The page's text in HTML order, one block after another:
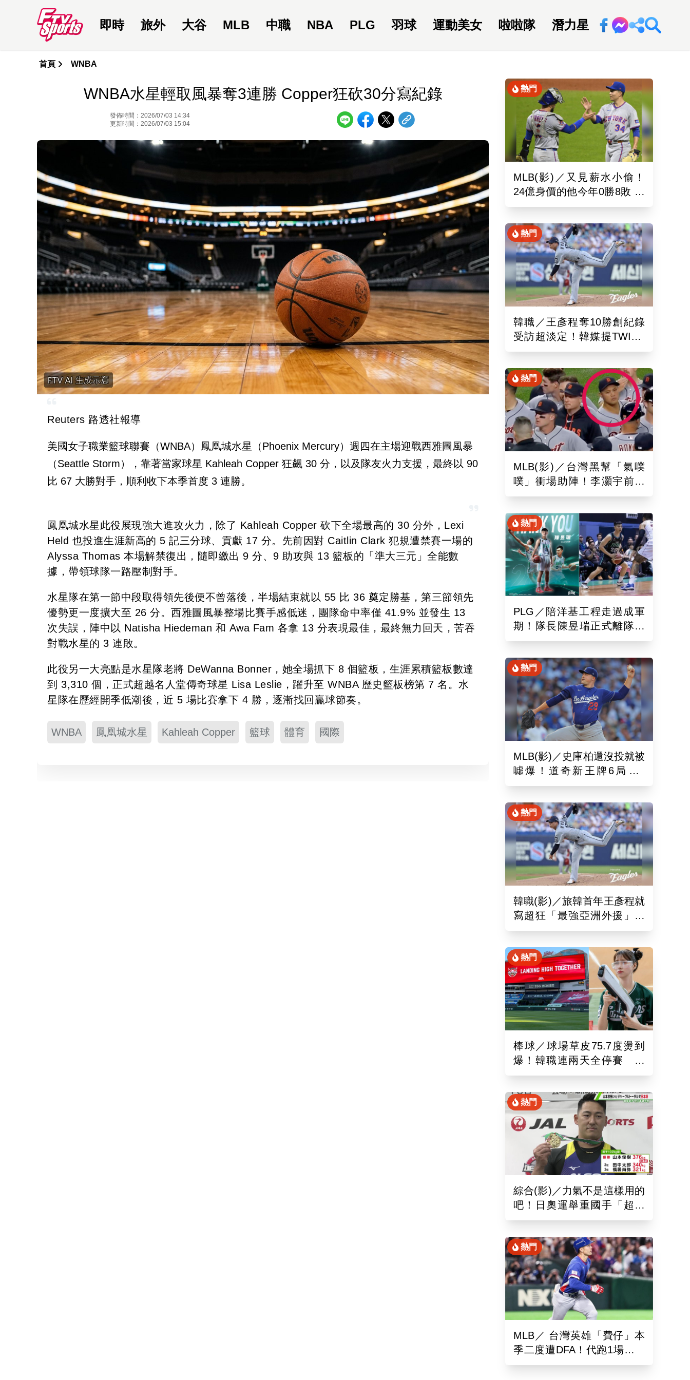
即時 旅外 大谷 MLB 中職 NBA PLG 羽球 運動美女 啦啦隊 潛力星 回新聞網
首頁 WNBA
WNBA水星輕取風暴奪3連勝 Copper狂砍30分寫紀錄
發佈時間：2026/07/03 14:34
更新時間：2026/07/03 15:04
Reuters 路透社報導
美國女子職業籃球聯賽（WNBA）鳳凰城水星（Phoenix Mercury）週四在主場迎戰西雅圖風暴
（Seattle Storm），靠著當家球星 Kahleah Copper 狂飆 30 分，以及隊友火力支援，最終以 90
比 67 大勝對手，順利收下本季首度 3 連勝。
鳳凰城水星此役展現強大進攻火力，除了 Kahleah Copper 砍下全場最高的 30 分外，Lexi
Held 也投進生涯新高的 5 記三分球、貢獻 17 分。先前因對 Caitlin Clark 犯規遭禁賽一場的
Alyssa Thomas 本場解禁復出，隨即繳出 9 分、9 助攻與 13 籃板的「準大三元」全能數
據，帶領球隊一路壓制對手。
水星隊在第一節中段取得領先後便不曾落後，半場結束就以 55 比 36 奠定勝基，第三節領先
優勢更一度擴大至 26 分。西雅圖風暴整場比賽手感低迷，團隊命中率僅 41.9% 並發生 13
次失誤，陣中以 Natisha Hiedeman 和 Awa Fam 各拿 13 分表現最佳，最終無力回天，苦吞
對戰水星的 3 連敗。
此役另一大亮點是水星隊老將 DeWanna Bonner，她全場抓下 8 個籃板，生涯累積籃板數達
到 3,310 個，正式超越名人堂傳奇球星 Lisa Leslie，躍升至 WNBA 歷史籃板榜第 7 名。水
星隊在歷經開季低潮後，近 5 場比賽拿下 4 勝，逐漸找回贏球節奏。
WNBA 鳳凰城水星 Kahleah Copper 籃球 體育 國際
熱門
MLB(影)／又見薪水小偷！
24億身價的他今年0勝8敗 幽
靈指叉只能從牛棚出發
熱門
韓職／王彥程奪10勝創紀錄
受訪超淡定！韓媒提TWICE
娜璉笑開懷網友全笑翻
熱門
MLB(影)／台灣黑幫「氣噗
噗」衝場助陣！李灝宇前輩
遭觸身球「引爆大場面」
熱門
PLG／陪洋基工程走過成軍
期！隊長陳昱瑞正式離隊
球團：感謝全力付出與貢獻
熱門
MLB(影)／史庫柏還沒投就被
噓爆！道奇新王牌6局失2
分 交易後首秀吞第六敗
熱門
韓職(影)／旅韓首年王彥程就
寫超狂「最強亞洲外援」紀
錄！6局飆7K奪單季第10勝
熱門
棒球／球場草皮75.7度燙到
爆！韓職連兩天全停賽 工
作人員、球迷頻傳熱傷害
熱門
綜合(影)／力氣不是這樣用的
吧！日奧運舉重國手「超商
偷雞蛋」被活逮把店員推到
熱門
MLB／ 台灣英雄「費仔」本
季二度遭DFA！代跑1場沒有
打擊機會...